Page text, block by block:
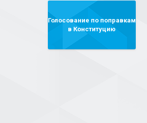
Голосование по поправкам
в Конституцию